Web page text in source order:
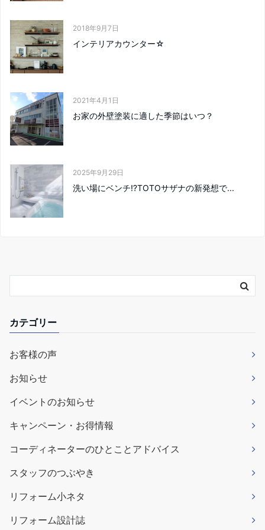
2018年9月7日
インテリアカウンター☆
2021年4月1日
お家の外壁塗装に適した季節はいつ？
2025年9月29日
洗い場にベンチ⁉TOTOサザナの新発想で...
カテゴリー
お客様の声
お知らせ
イベントのお知らせ
キャンペーン・お得情報
コーディネーターのひとことアドバイス
スタッフのつぶやき
リフォーム小ネタ
リフォーム設計誌